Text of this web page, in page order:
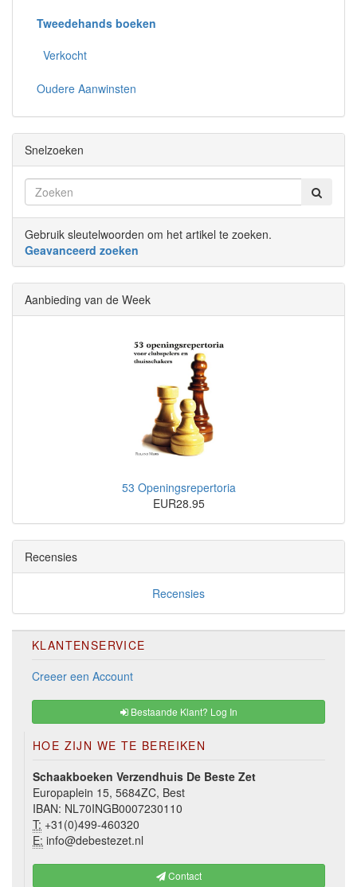
Tweedehands boeken
Verkocht
Oudere Aanwinsten
Snelzoeken
Gebruik sleutelwoorden om het artikel te zoeken.
Geavanceerd zoeken
Aanbieding van de Week
53 Openingsrepertoria
EUR28.95
Recensies
Recensies
KLANTENSERVICE
Creeer een Account
Bestaande Klant? Log In
HOE ZIJN WE TE BEREIKEN
Schaakboeken Verzendhuis De Beste Zet
Europaplein 15, 5684ZC, Best
IBAN: NL70INGB0007230110
T: +31(0)499-460320
E: info@debestezet.nl
Contact